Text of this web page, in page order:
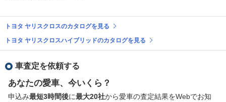
トヨタ ヤリスクロスのカタログを見る
トヨタ ヤリスクロスハイブリッドのカタログを見る
車査定を依頼する
あなたの愛車、今いくら？
申込み最短3時間後に最大20社から愛車の査定結果をWebでお知